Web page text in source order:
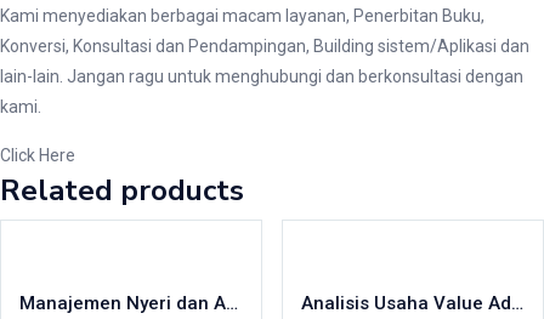
Kami menyediakan berbagai macam layanan, Penerbitan Buku,
Konversi, Konsultasi dan Pendampingan, Building sistem/Aplikasi dan
lain-lain. Jangan ragu untuk menghubungi dan berkonsultasi dengan
kami.
Click Here
Related products
Manajemen Nyeri dan Asuhan Keperawatan pada Nyeri Akut serta Nyeri Kronis Analisis Usaha Value Added Product (VAP) Olahan Ikan Lele Dumbo